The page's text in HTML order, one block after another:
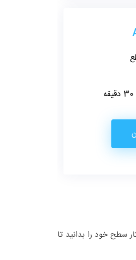
سطح خود را بدانید تا